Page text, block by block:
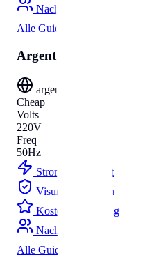
Nachnamen
Alle Guides
Argentinien
argentina
Cheap
Volts
220V
Freq
50Hz
Strom
Budget
Visum
Parken
Kosten
Umzug
Nachnamen
Alle Guides